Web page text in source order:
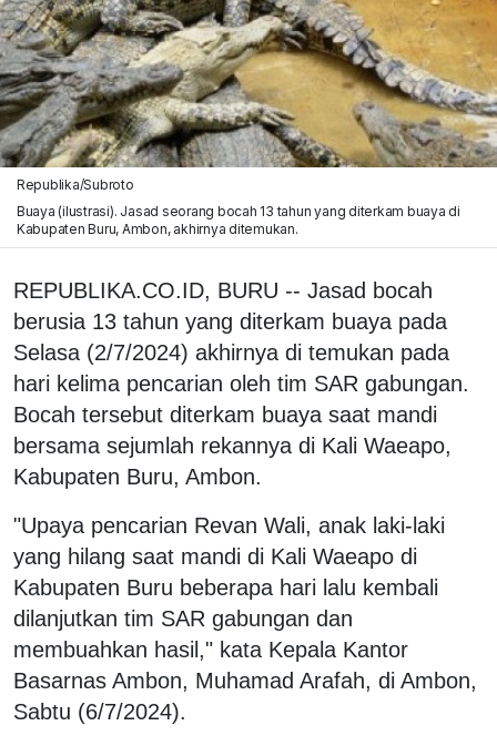
Republika/Subroto
Buaya (ilustrasi). Jasad seorang bocah 13 tahun yang diterkam buaya di
Kabupaten Buru, Ambon, akhirnya ditemukan.
REPUBLIKA.CO.ID, BURU -- Jasad bocah
berusia 13 tahun yang diterkam buaya pada
Selasa (2/7/2024) akhirnya di temukan pada
hari kelima pencarian oleh tim SAR gabungan.
Bocah tersebut diterkam buaya saat mandi
bersama sejumlah rekannya di Kali Waeapo,
Kabupaten Buru, Ambon.
"Upaya pencarian Revan Wali, anak laki-laki
yang hilang saat mandi di Kali Waeapo di
Kabupaten Buru beberapa hari lalu kembali
dilanjutkan tim SAR gabungan dan
membuahkan hasil," kata Kepala Kantor
Basarnas Ambon, Muhamad Arafah, di Ambon,
Sabtu (6/7/2024).